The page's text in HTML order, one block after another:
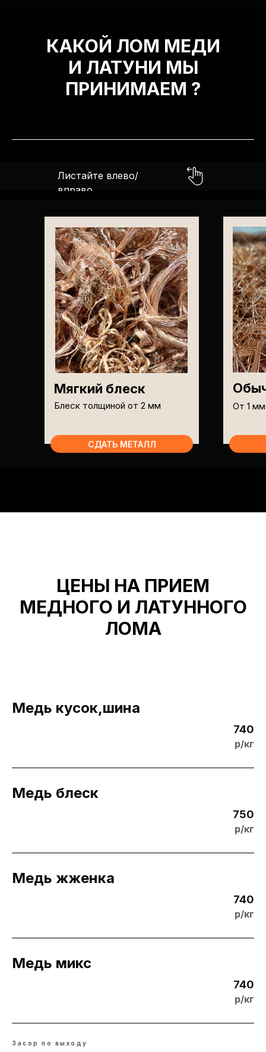
КАКОЙ ЛОМ МЕДИ
И ЛАТУНИ МЫ
ПРИНИМАЕМ ?
Листайте влево/
вправо
От 1
Мягкий блеск
Блеск толщиной от 2 мм
СДАТЬ МЕТАЛЛ
ЦЕНЫ НА ПРИЕМ
МЕДНОГО И ЛАТУННОГО
ЛОМА
Медь кусок,шина
740
р/кг
Медь блеск
750
р/кг
Медь жженка
740
р/кг
Медь микс
740
р/кг
Засор по выходу